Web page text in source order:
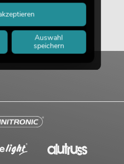
Auswahl
speichern